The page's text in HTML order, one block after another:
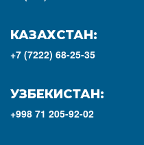
КАЗАХСТАН:
+7 (7222) 68-25-35
УЗБЕКИСТАН:
+998 71 205-92-02